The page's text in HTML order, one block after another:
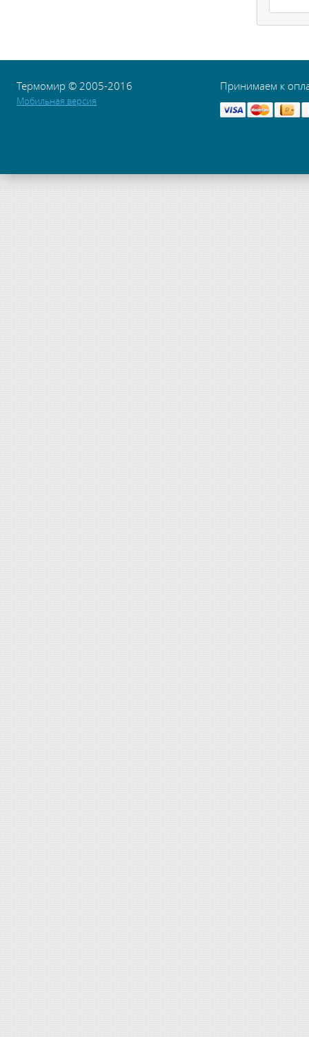
Термомир © 2005-2016
Мобильная версия
Принимаем к